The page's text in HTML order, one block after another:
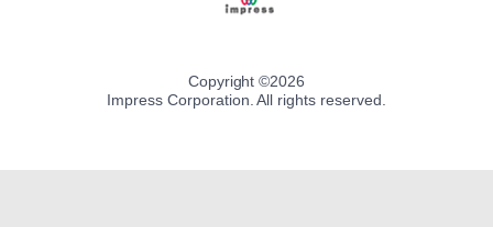
Copyright ©2026
Impress Corporation. All rights reserved.